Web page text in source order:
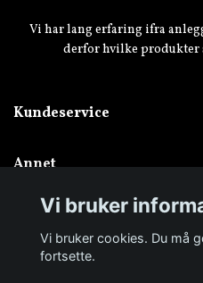
Vi har lang erfaring ifra
derfor hvilke produkter
Kundeservice
Annet
Vi bruker
Vi bruker cookies. Du må
fortsette.